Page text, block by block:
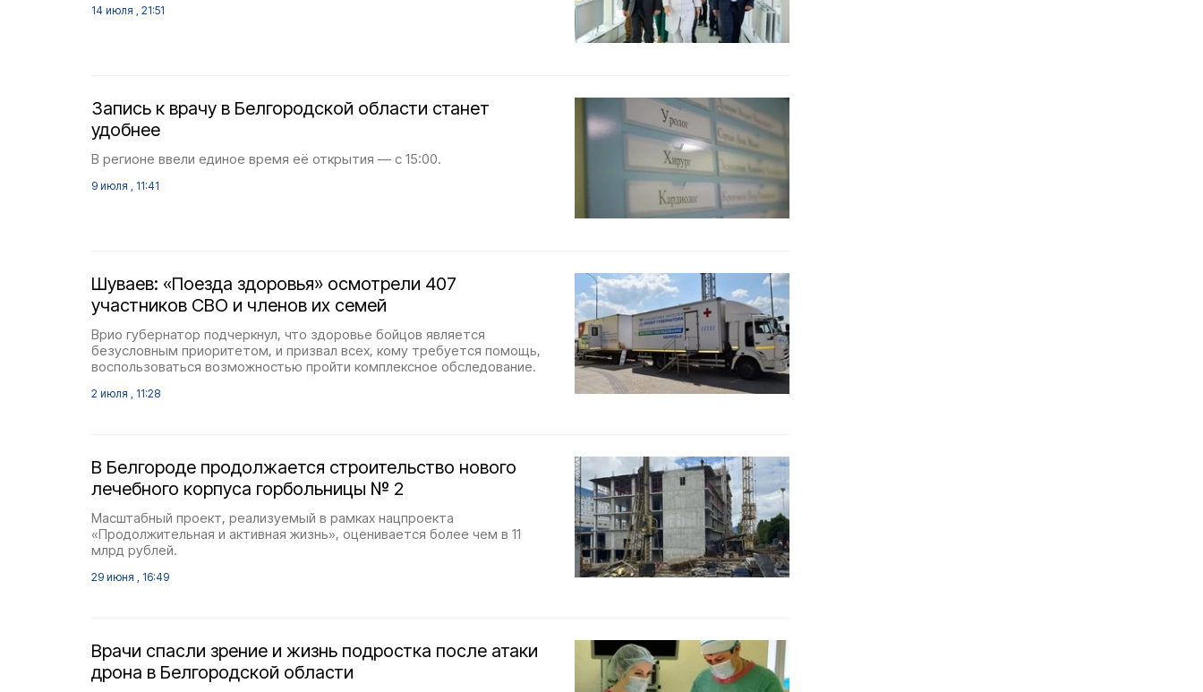
14 июля , 21:51
Запись к врачу в Белгородской области станет
удобнее
В регионе ввели единое время её открытия — с 15:00.
9 июля , 11:41
Шуваев: «Поезда здоровья» осмотрели 407
участников СВО и членов их семей
Врио губернатор подчеркнул, что здоровье бойцов является
безусловным приоритетом, и призвал всех, кому требуется помощь,
воспользоваться возможностью пройти комплексное обследование.
2 июля , 11:28
В Белгороде продолжается строительство нового
лечебного корпуса горбольницы № 2
Масштабный проект, реализуемый в рамках нацпроекта
«Продолжительная и активная жизнь», оценивается более чем в 11
млрд рублей.
29 июня , 16:49
Врачи спасли зрение и жизнь подростка после атаки
дрона в Белгородской области